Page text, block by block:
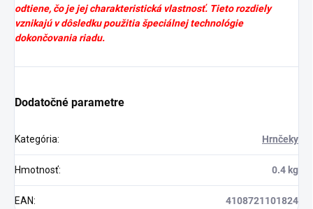
odtiene, čo je jej charakteristická vlastnosť. Tieto rozdiely
vznikajú v dôsledku použitia špeciálnej technológie
dokončovania riadu.
Dodatočné parametre
Kategória: Hrnčeky
Hmotnosť: 0.4 kg
EAN: 4108721101824